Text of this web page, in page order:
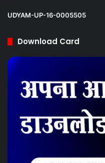
UDYAM-UP-16-0005505
Download Card